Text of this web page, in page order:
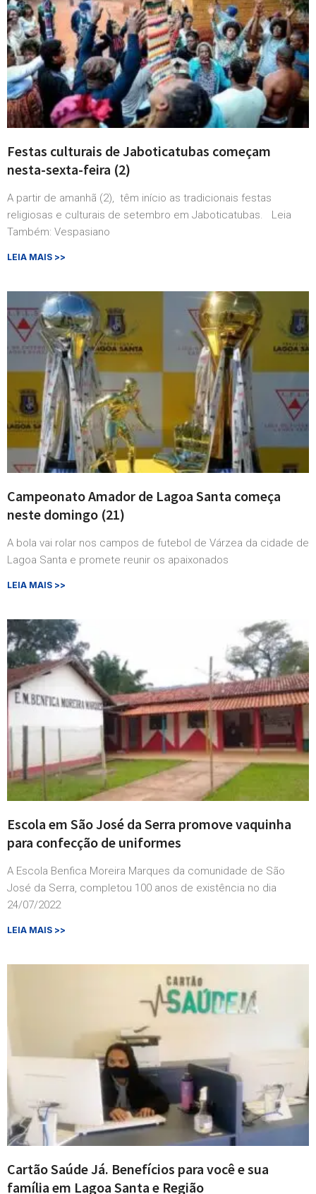
Festas culturais de Jaboticatubas começam
nesta-sexta-feira (2)
A partir de amanhã (2), têm início as tradicionais festas
religiosas e culturais de setembro em Jaboticatubas. Leia
Também: Vespasiano
LEIA MAIS >>
Campeonato Amador de Lagoa Santa começa
neste domingo (21)
A bola vai rolar nos campos de futebol de Várzea da cidade de
Lagoa Santa e promete reunir os apaixonados
LEIA MAIS >>
Escola em São José da Serra promove vaquinha
para confecção de uniformes
A Escola Benfica Moreira Marques da comunidade de São
José da Serra, completou 100 anos de existência no dia
24/07/2022
LEIA MAIS >>
Cartão Saúde Já. Benefícios para você e sua
família em Lagoa Santa e Região